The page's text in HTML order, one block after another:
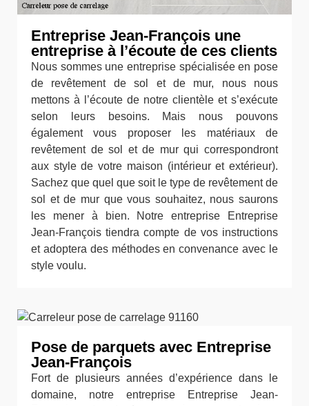
Entreprise Jean-François une
entreprise à l’écoute de ces clients
Nous sommes une entreprise spécialisée en pose
de revêtement de sol et de mur, nous nous
mettons à l’écoute de notre clientèle et s’exécute
selon leurs besoins. Mais nous pouvons
également vous proposer les matériaux de
revêtement de sol et de mur qui correspondront
aux style de votre maison (intérieur et extérieur).
Sachez que quel que soit le type de revêtement de
sol et de mur que vous souhaitez, nous saurons
les mener à bien. Notre entreprise Entreprise
Jean-François tiendra compte de vos instructions
et adoptera des méthodes en convenance avec le
style voulu.
Pose de parquets avec Entreprise
Jean-François
Fort de plusieurs années d’expérience dans le
domaine, notre entreprise Entreprise Jean-